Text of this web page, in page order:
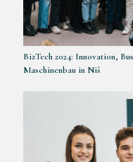
BizTech 2024: Innovation,
Maschinenbau in Niš